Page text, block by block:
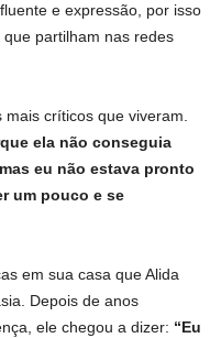
e expressão, por isso
partilham nas redes
críticos que viveram.
ela não conseguia
eu não estava pronto
um pouco e se
em sua casa que Alida
Depois de anos
ele chegou a dizer: “Eu